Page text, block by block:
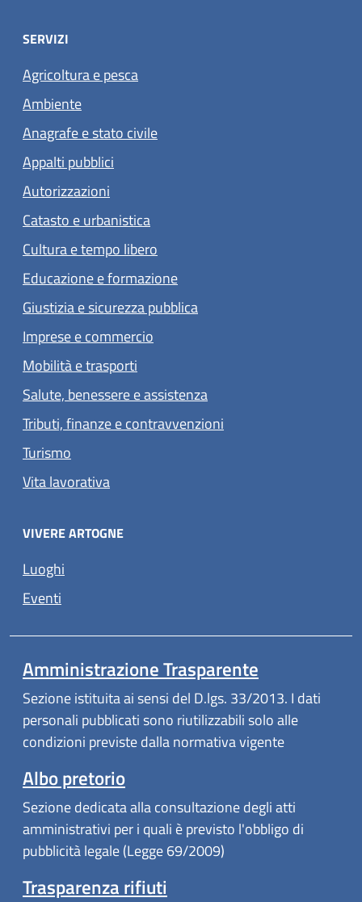
SERVIZI
Agricoltura e pesca
Ambiente
Anagrafe e stato civile
Appalti pubblici
Autorizzazioni
Catasto e urbanistica
Cultura e tempo libero
Educazione e formazione
Giustizia e sicurezza pubblica
Imprese e commercio
Mobilità e trasporti
Salute, benessere e assistenza
Tributi, finanze e contravvenzioni
Turismo
Vita lavorativa
VIVERE ARTOGNE
Luoghi
Eventi
Amministrazione Trasparente
Sezione istituita ai sensi del D.lgs. 33/2013. I dati
personali pubblicati sono riutilizzabili solo alle
condizioni previste dalla normativa vigente
Albo pretorio
Sezione dedicata alla consultazione degli atti
amministrativi per i quali è previsto l'obbligo di
pubblicità legale (Legge 69/2009)
Trasparenza rifiuti